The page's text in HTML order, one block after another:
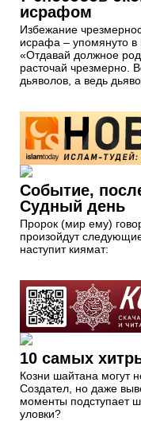
исрафом
Избежание
исрафа – упомянуто в
«Отдавай должное
расточай чрезмерно.
дьяволов, а ведь
Событие,
Судный день
Пророк (мир ему)
произойдут
наступит киямат:
10 самых
Козни шайтана могут
Создател, но даже
моменты подступает
уловки?